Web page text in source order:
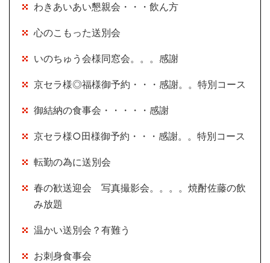
わきあいあい懇親会・・・飲ん方
心のこもった送別会
いのちゅう会様同窓会。。。感謝
京セラ様◎福様御予約・・・感謝。。特別コース
御結納の食事会・・・・・感謝
京セラ様○田様御予約・・・感謝。。特別コース
転勤の為に送別会
春の歓送迎会 写真撮影会。。。。焼酎佐藤の飲
み放題
温かい送別会？有難う
お刺身食事会